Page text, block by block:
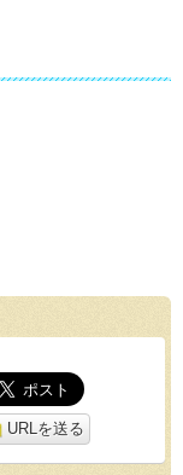
URLを送る